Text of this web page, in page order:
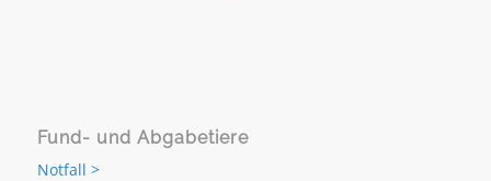
Fund- und Abgabetiere
Notfall >